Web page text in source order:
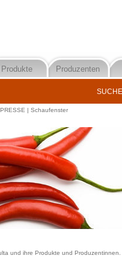
Produkte Produzenten
| Schaufenster
und ihre Produkte und Produzentinnen.